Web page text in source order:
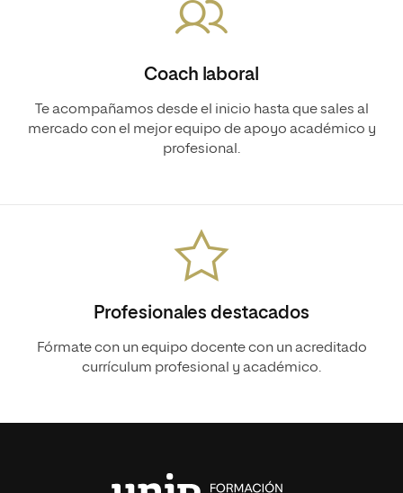
Coach laboral
Te acompañamos desde el inicio hasta que sales al
mercado con el mejor equipo de apoyo académico y
profesional.
Profesionales destacados
Fórmate con un equipo docente con un acreditado
currículum profesional y académico.